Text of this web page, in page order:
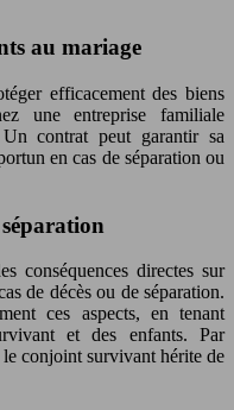
au mariage
efficacement des biens
une entreprise familiale
contrat peut garantir sa
en cas de séparation ou
séparation
conséquences directes sur
de décès ou de séparation.
ces aspects, en tenant
et des enfants. Par
conjoint survivant hérite de